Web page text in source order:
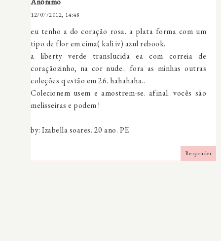
12/07/2012, 14:48
eu tenho a do coração rosa. a plata forma com um
tipo de flor em cima( kali iv) azul rebook.
a liberty verde translucida ea com correia de
coraçãozinho, na cor nude.. fora as minhas outras
coleções q estão em 26. hahahaha..
Colecionem usem e amostrem-se. afinal. vocês são
melisseiras e podem !
by: Izabella soares. 20 ano. PE
Responder